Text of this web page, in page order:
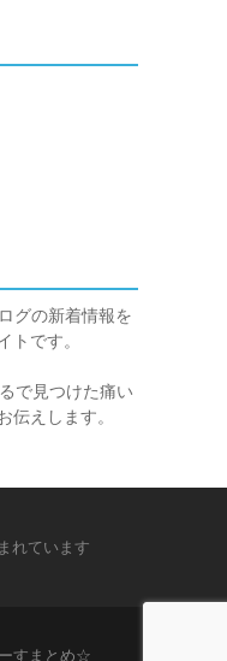
グの新着情報を
トです。
で見つけた痛い
伝えします。
れています
すまとめ☆